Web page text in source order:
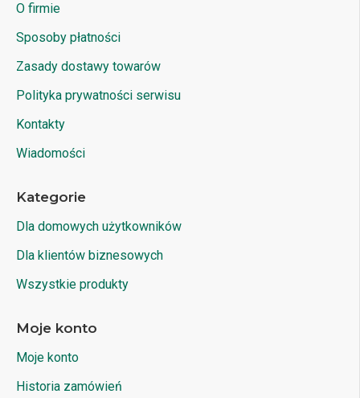
O firmie
Sposoby płatności
Zasady dostawy towarów
Polityka prywatności serwisu
Kontakty
Wiadomości
Kategorie
Dla domowych użytkowników
Dla klientów biznesowych
Wszystkie produkty
Moje konto
Moje konto
Historia zamówień